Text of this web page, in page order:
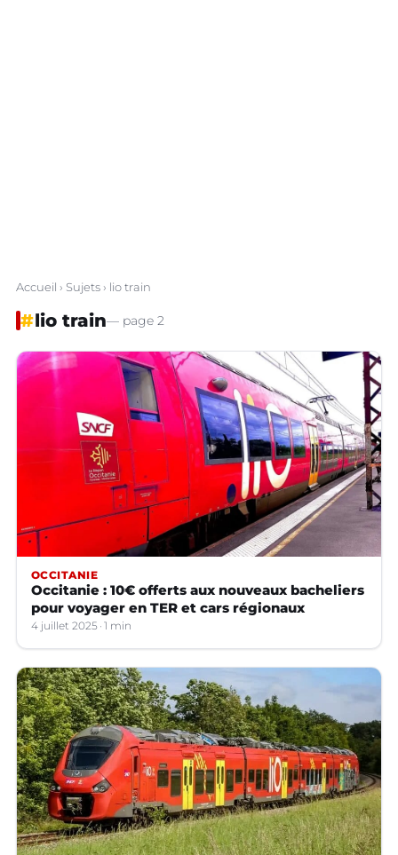
Accueil › Sujets› lio train
#lio train— page 2
OCCITANIE
Occitanie : 10€ offerts aux nouveaux bacheliers
pour voyager en TER et cars régionaux
4 juillet 2025 1 min